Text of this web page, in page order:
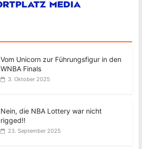
Vom Unicorn zur Führungsfigur in den
WNBA Finals
3. Oktober 2025
Nein, die NBA Lottery war nicht
rigged!!
23. September 2025